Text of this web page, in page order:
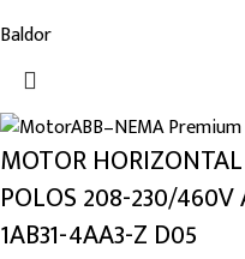
Baldor
MOTOR
POLOS 208-230/460V
1AB31-4AA3-Z D05